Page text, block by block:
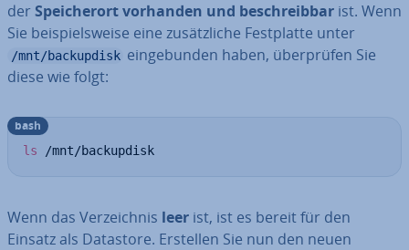
der Spei­cher­ort vorhanden und be­schreib­bar ist. Wenn
Sie bei­spiels­wei­se eine zu­sätz­li­che Fest­plat­te unter
/mnt/backupdisk ein­ge­bun­den haben, über­prü­fen Sie
diese wie folgt:
ls /mnt/backupdisk
bash
Wenn das Ver­zeich­nis leer ist, ist es bereit für den
Einsatz als Datastore. Erstellen Sie nun den neuen